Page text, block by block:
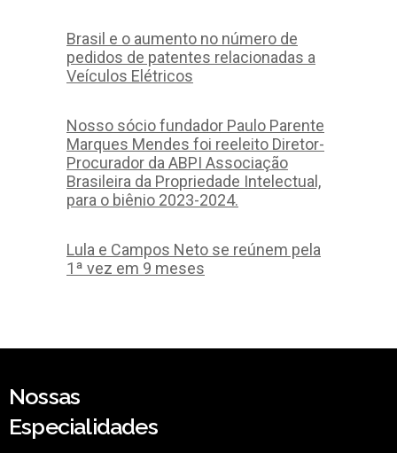
Brasil e o aumento no número de
pedidos de patentes relacionadas a
Veículos Elétricos
Nosso sócio fundador Paulo Parente
Marques Mendes foi reeleito Diretor-
Procurador da ABPI Associação
Brasileira da Propriedade Intelectual,
para o biênio 2023-2024.
Lula e Campos Neto se reúnem pela
1ª vez em 9 meses
Nossas
Especialidades